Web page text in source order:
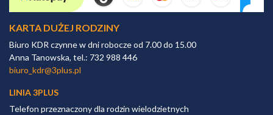
KARTA DUŻEJ RODZINY
Biuro KDR czynne w dni robocze od 7.00 do 15.00
Anna Tanowska, tel.: 732 988 446
biuro_kdr@3plus.pl
LINIA 3PLUS
Telefon przeznaczony dla rodzin wielodzietnych